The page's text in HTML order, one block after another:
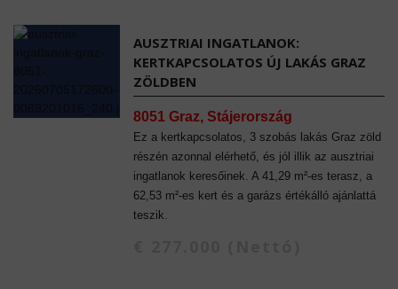
AUSZTRIAI INGATLANOK:
KERTKAPCSOLATOS ÚJ LAKÁS GRAZ
ZÖLDBEN
8051 Graz, Stájerország
Ez a kertkapcsolatos, 3 szobás lakás Graz zöld
részén azonnal elérhető, és jól illik az ausztriai
ingatlanok keresőinek. A 41,29 m²-es terasz, a
62,53 m²-es kert és a garázs értékálló ajánlattá
teszik.